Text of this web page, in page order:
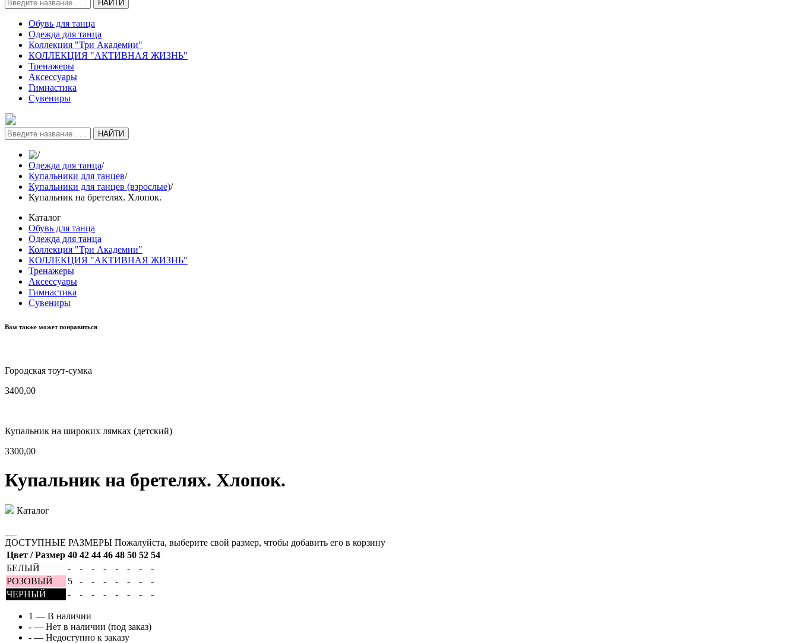
НАЙТИ
Обувь для танца
Одежда для танца
Коллекция "Три Академии"
КОЛЛЕКЦИЯ "АКТИВНАЯ ЖИЗНЬ"
Тренажеры
Аксессуары
Гимнастика
Сувениры
НАЙТИ
/
Одежда для танца/
Купальники для танцев/
Купальники для танцев (взрослые)/
Купальник на бретелях. Хлопок.
Каталог
Обувь для танца
Одежда для танца
Коллекция "Три Академии"
КОЛЛЕКЦИЯ "АКТИВНАЯ ЖИЗНЬ"
Тренажеры
Аксессуары
Гимнастика
Сувениры
Вам также может понравиться
Городская тоут-сумка
3400,00
Купальник на широких лямках (детский)
3300,00
Купальник на бретелях. Хлопок.
Каталог
ДОСТУПНЫЕ РАЗМЕРЫ Пожалуйста, выберите свой размер, чтобы добавить его в корзину
Цвет / Размер 40 42 44 46 48 50 52 54
БЕЛЫЙ
- - - - - - -
-
РОЗОВЫЙ
5 - - - - - -
-
ЧЕРНЫЙ
- - - - - - - -
1 — В наличии
- — Нет в наличии (под заказ)
- — Недоступно к заказу